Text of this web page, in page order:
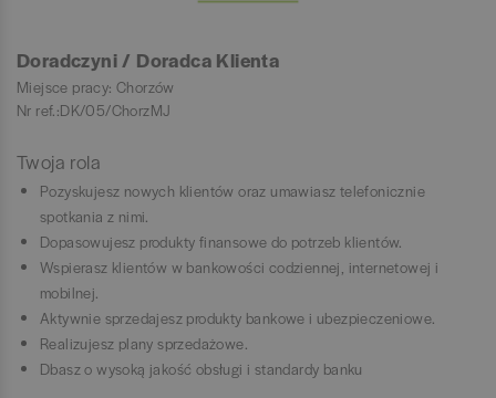
Doradczyni / Doradca Klienta
Miejsce pracy: Chorzów
Nr ref.:DK/05/ChorzMJ
Twoja rola
Pozyskujesz nowych klientów oraz umawiasz telefonicznie
spotkania z nimi.
Dopasowujesz produkty finansowe do potrzeb klientów.
Wspierasz klientów w bankowości codziennej, internetowej i
mobilnej.
Aktywnie sprzedajesz produkty bankowe i ubezpieczeniowe.
Realizujesz plany sprzedażowe.
Dbasz o wysoką jakość obsługi i standardy banku